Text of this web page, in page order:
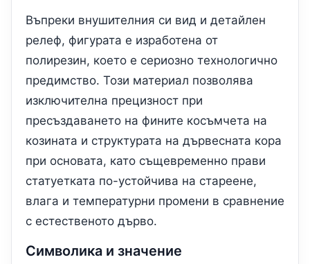
Въпреки внушителния си вид и детайлен
релеф, фигурата е изработена от
полирезин, което е сериозно технологично
предимство. Този материал позволява
изключителна прецизност при
пресъздаването на фините косъмчета на
козината и структурата на дървесната кора
при основата, като същевременно прави
статуетката по-устойчива на стареене,
влага и температурни промени в сравнение
с естественото дърво.
Символика и значение